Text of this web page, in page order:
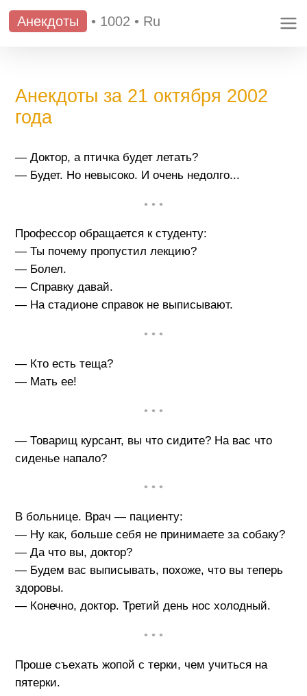
Анекдоты • 1002 • Ru
Анекдоты за 21 октября 2002
года
— Доктор, а птичка будет летать?
— Будет. Но невысоко. И очень недолго...
• • •
Профессор обращается к студенту:
— Ты почему пропустил лекцию?
— Болел.
— Справку давай.
— На стадионе справок не выписывают.
• • •
— Кто есть теща?
— Мать ее!
• • •
— Товарищ курсант, вы что сидите? На вас что
сиденье напало?
• • •
В больнице. Врач — пациенту:
— Ну как, больше себя не принимаете за собаку?
— Да что вы, доктор?
— Будем вас выписывать, похоже, что вы теперь
здоровы.
— Конечно, доктор. Третий день нос холодный.
• • •
Проше съехать жопой с терки, чем учиться на
пятерки.